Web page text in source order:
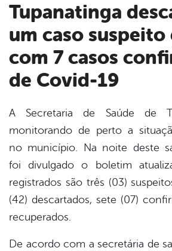
Tupanatinga descarta mais
um caso suspeito
com 7 casos
de Covid-19
A Secretaria de Saúde de
monitorando de perto a
no município. Na noite deste
foi divulgado o boletim
registrados são três (03)
(42) descartados, sete (07)
recuperados.
De acordo com a secretária de